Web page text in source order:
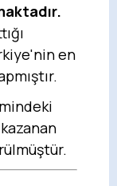
en